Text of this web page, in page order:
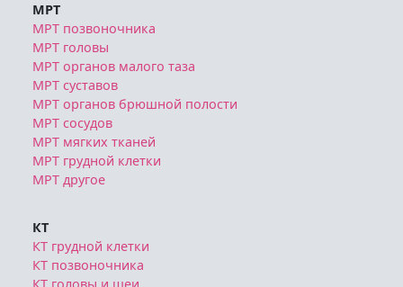
МРТ
МРТ позвоночника
МРТ головы
МРТ органов малого таза
МРТ суставов
МРТ органов брюшной полости
МРТ сосудов
МРТ мягких тканей
МРТ грудной клетки
МРТ другое
КТ
КТ грудной клетки
КТ позвоночника